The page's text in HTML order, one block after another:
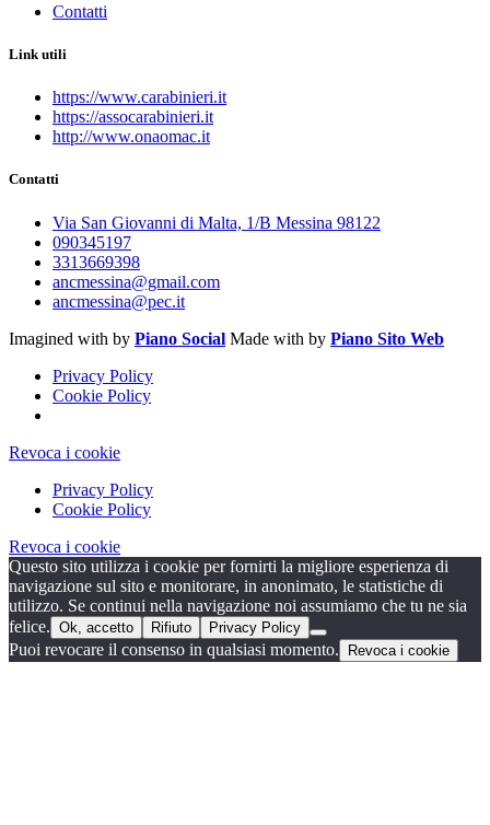
Contatti
Link utili
https://www.carabinieri.it
https://assocarabinieri.it
http://www.onaomac.it
Contatti
Via San Giovanni di Malta, 1/B Messina 98122
090345197
3313669398
ancmessina@gmail.com
ancmessina@pec.it
Imagined with by Piano Social Made with by Piano Sito Web
Privacy Policy
Cookie Policy
Revoca i cookie
Privacy Policy
Cookie Policy
Revoca i cookie
Questo sito utilizza i cookie per fornirti la migliore esperienza di
navigazione sul sito e monitorare, in anonimato, le statistiche di
utilizzo. Se continui nella navigazione noi assumiamo che tu ne sia
felice. Ok, accetto Rifiuto Privacy Policy
Puoi revocare il consenso in qualsiasi momento. Revoca i cookie